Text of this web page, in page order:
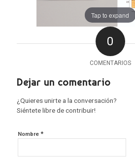
Tap to expand
0
COMENTARIOS
Dejar un comentario
¿Quieres unirte a la conversación?
Siéntete libre de contribuir!
Nombre *